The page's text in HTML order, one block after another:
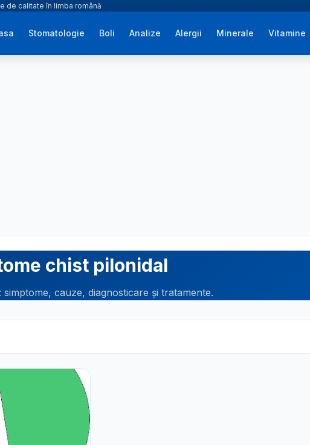
de calitate în limba română
Stomatologie Boli Analize Alergii Minerale Vitamine
chist pilonidal
cauze, diagnosticare și tratamente.